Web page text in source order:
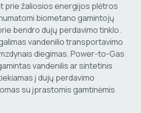
prie žaliosios energijos plėtros
biometano gamintojų
bendro dujų perdavimo tinklo.
vandenilio transportavimo
diegimas. Power-to-Gas
vandenilis ar sintetinis
į dujų perdavimo
su įprastomis gamtinėmis